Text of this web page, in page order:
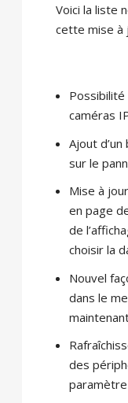
Voici la liste
cette mise à
Possibilité
caméras
Ajout
sur le
Mise à
en page
de
choisir la
Nouvel
dans le
des
paramètre